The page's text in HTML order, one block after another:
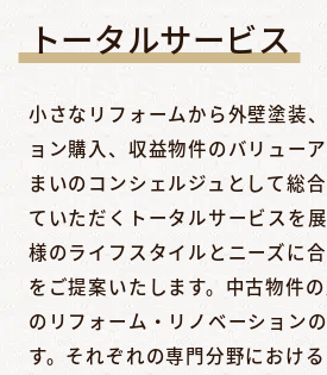
トータルサービス
小さなリフォームから外壁塗装
ョン購入、収益物件のバリュー
まいのコンシェルジュとして総
ていただくトータルサービスを
様のライフスタイルとニーズに合
をご提案いたします。中古物件
のリフォーム・リノベーション
す。それぞれの専門分野におけ